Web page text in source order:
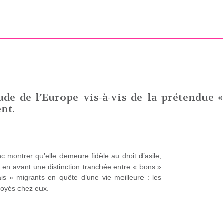
de l’Europe vis-à-vis de la prétendue «
qu’elle demeure fidèle au droit d’asile,
avant une distinction tranchée entre « bons »
» migrants en quête d’une vie meilleure : les
chez eux.